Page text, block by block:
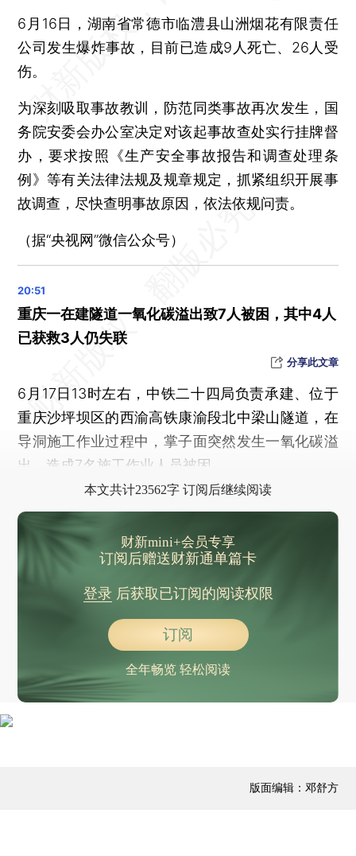
以军称打死伊朗最高军事指挥官阿里·沙德马尼
以色列袭击伊朗国家电视台 已致3人死亡
女子拒还4万彩礼，法院公开悬赏
越南政府批准设立首个自贸区
暴雨红色预警 广东多地今日停课
武汉一交警被醉驾车顶行600余米，受伤昏迷12天后牺牲
特朗普无意签署涉以伊冲突联合声明
韵达快递被罚
特朗普：美国将暂缓对俄罗斯实施制裁
美法官继续阻止特朗普政府限制哈佛国际学生签证
石破茂：日美尚未就关税整体方案达成一致
又一起，印度航空一航班起飞后返航
国际原子能机构就以色列袭击伊朗核设施问题举行特别会议
6米28，杜普兰蒂斯再刷男子撑杆跳高世界纪录
美国明尼苏达州议员遭枪击案嫌疑人被捕
日本一架波音客机着陆后“抛锚”
晨读荐闻（国内、国际、市场消息28条）
泰国if椰子水拟登陆港股 全年净利润2.4亿元
港元汇价逼近联汇制度关键点位 港元极低息或逆转
特朗普再称G7排除俄罗斯是巨大错误 “不介意”中国加入
6月16日，湖南省常德市临澧县山洲烟花有限责任
公司发生爆炸事故，目前已造成9人死亡、26人受
伤。
为深刻吸取事故教训，防范同类事故再次发生，国
务院安委会办公室决定对该起事故查处实行挂牌督
办，要求按照《生产安全事故报告和调查处理条
例》等有关法律法规及规章规定，抓紧组织开展事
故调查，尽快查明事故原因，依法依规问责。
（据“央视网”微信公众号）
重庆一在建隧道一氧化碳溢出致7人被困，其中4人
已获救3人仍失联
分享此文章
6月17日13时左右，中铁二十四局负责承建、位于
重庆沙坪坝区的西渝高铁康渝段北中梁山隧道，在
导洞施工作业过程中，掌子面突然发生一氧化碳溢
出，造成7名施工作业人员被困。
本文共计23562字 订阅后继续阅读
财新mini+会员专享
订阅后赠送财新通单篇卡
登录后获取已订阅的阅读权限
订阅
全年畅览 轻松阅读
版面编辑：邓舒方